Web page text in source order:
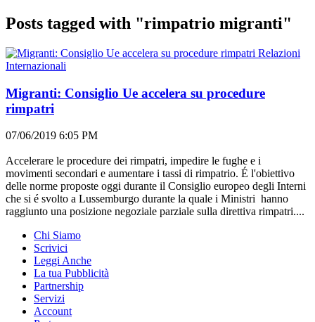
Posts tagged with "rimpatrio migranti"
Relazioni
Internazionali
Migranti: Consiglio Ue accelera su procedure
rimpatri
07/06/2019 6:05 PM
Accelerare le procedure dei rimpatri, impedire le fughe e i
movimenti secondari e aumentare i tassi di rimpatrio. É l'obiettivo
delle norme proposte oggi durante il Consiglio europeo degli Interni
che si é svolto a Lussemburgo durante la quale i Ministri hanno
raggiunto una posizione negoziale parziale sulla direttiva rimpatri....
Chi Siamo
Scrivici
Leggi Anche
La tua Pubblicità
Partnership
Servizi
Account